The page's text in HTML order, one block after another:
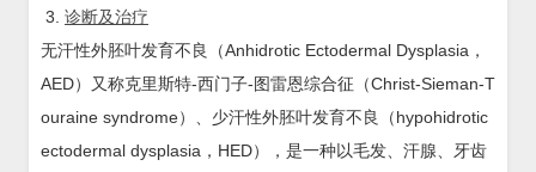
诊断及治疗
无汗性外胚叶发育不良（Anhidrotic Ectodermal Dysplasia，
AED）又称克里斯特-西门子-图雷恩综合征（Christ-Sieman-T
ouraine syndrome）、少汗性外胚叶发育不良（hypohidrotic
ectodermal dysplasia，HED），是一种以毛发、汗腺、牙齿